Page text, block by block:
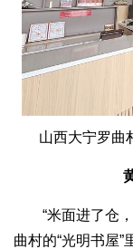
山西大宁罗曲
“米面进了仓，
曲村的“光明书屋